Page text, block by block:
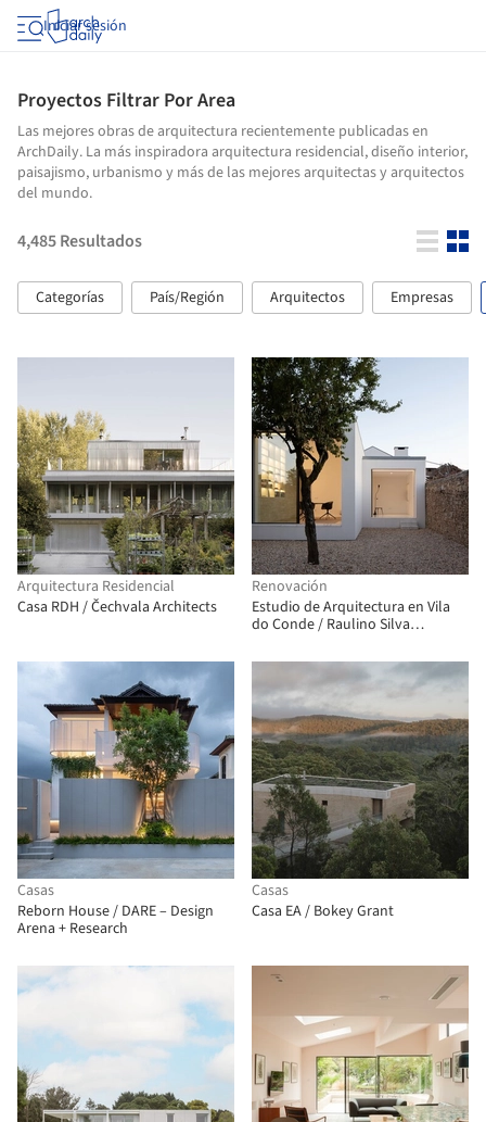
Iniciar sesión
Proyectos Filtrar Por Area
Las mejores obras de arquitectura recientemente publicadas en
ArchDaily. La más inspiradora arquitectura residencial, diseño interior,
paisajismo, urbanismo y más de las mejores arquitectas y arquitectos
del mundo.
4,485Resultados
Categorías País/Región Arquitectos Empresas
Arquitectura Residencial
Casa RDH / Čechvala Architects
Renovación
Estudio de Arquitectura en Vila
do Conde / Raulino Silva
Casas
Reborn House / DARE – Design
Arena + Research
Casas
Casa EA / Bokey Grant